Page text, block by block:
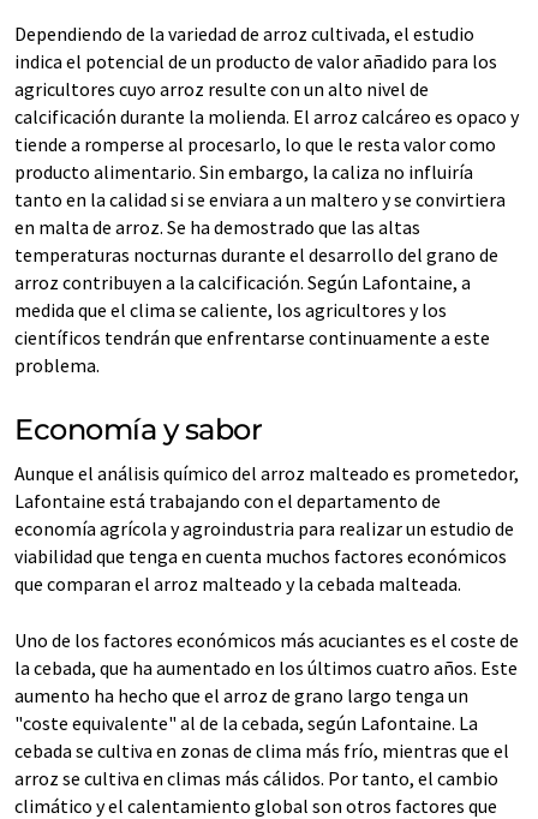
Dependiendo de la variedad de arroz cultivada, el estudio
indica el potencial de un producto de valor añadido para los
agricultores cuyo arroz resulte con un alto nivel de
calcificación durante la molienda. El arroz calcáreo es opaco y
tiende a romperse al procesarlo, lo que le resta valor como
producto alimentario. Sin embargo, la caliza no influiría
tanto en la calidad si se enviara a un maltero y se convirtiera
en malta de arroz. Se ha demostrado que las altas
temperaturas nocturnas durante el desarrollo del grano de
arroz contribuyen a la calcificación. Según Lafontaine, a
medida que el clima se caliente, los agricultores y los
científicos tendrán que enfrentarse continuamente a este
problema.
Economía y sabor
Aunque el análisis químico del arroz malteado es prometedor,
Lafontaine está trabajando con el departamento de
economía agrícola y agroindustria para realizar un estudio de
viabilidad que tenga en cuenta muchos factores económicos
que comparan el arroz malteado y la cebada malteada.
Uno de los factores económicos más acuciantes es el coste de
la cebada, que ha aumentado en los últimos cuatro años. Este
aumento ha hecho que el arroz de grano largo tenga un
"coste equivalente" al de la cebada, según Lafontaine. La
cebada se cultiva en zonas de clima más frío, mientras que el
arroz se cultiva en climas más cálidos. Por tanto, el cambio
climático y el calentamiento global son otros factores que